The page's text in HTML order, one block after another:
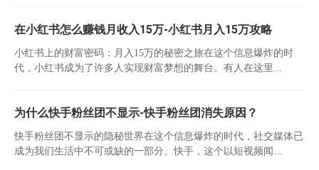
在小红书怎么赚钱月收入15万-小红书月入15万攻略
小红书上的财富密码：月入15万的秘密之旅在这个信息爆炸的时
代，小红书成为了许多人实现财富梦想的舞台。有人在这里...
为什么快手粉丝团不显示-快手粉丝团消失原因？
快手粉丝团不显示的隐秘世界在这个信息爆炸的时代，社交媒体已
成为我们生活中不可或缺的一部分。快手，这个以短视频闻...